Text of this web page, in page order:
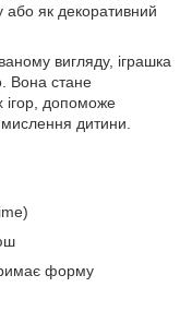
або як декоративний
вигляду, іграшка
Вона стане
допоможе
дитини.
форму